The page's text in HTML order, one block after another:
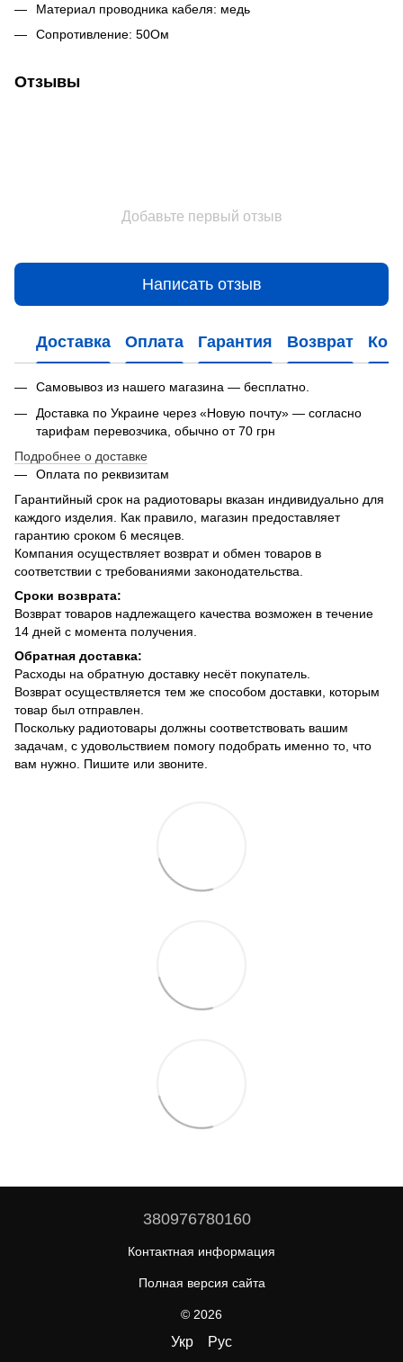
Материал проводника кабеля: медь
Сопротивление: 50Ом
Отзывы
Добавьте первый отзыв
Написать отзыв
Доставка Оплата Гарантия Возврат
Самовывоз из нашего магазина — бесплатно.
Доставка по Украине через «Новую почту» — согласно
тарифам перевозчика, обычно от 70 грн
Подробнее о доставке
Оплата по реквизитам
Гарантийный срок на радиотовары вказан индивидуально для
каждого изделия. Как правило, магазин предоставляет
гарантию сроком 6 месяцев.
Компания осуществляет возврат и обмен товаров в
соответствии с требованиями законодательства.
Сроки возврата:
Возврат товаров надлежащего качества возможен в течение
14 дней с момента получения.
Обратная доставка:
Расходы на обратную доставку несёт покупатель.
Возврат осуществляется тем же способом доставки, которым
товар был отправлен.
Поскольку радиотовары должны соответствовать вашим
задачам, с удовольствием помогу подобрать именно то, что
вам нужно. Пишите или звоните.
380976780160
Контактная информация
Полная версия сайта
© 2026
Укр Рус